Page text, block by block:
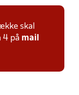
skal
4 på mail